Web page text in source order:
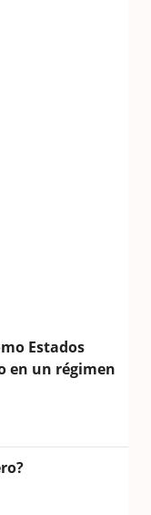
Estados
en un régimen